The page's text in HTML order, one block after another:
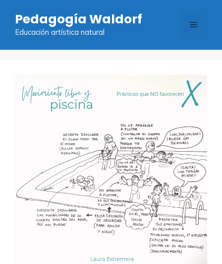
contenido
Pedagogía Waldorf
Educación artística natural
Menú